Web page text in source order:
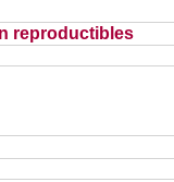
reproductibles